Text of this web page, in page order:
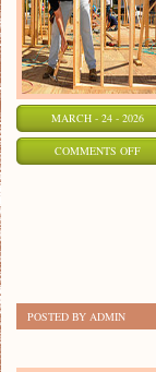
MARCH - 24 - 2026
COMMENTS OFFON
POSTED BY ADMIN